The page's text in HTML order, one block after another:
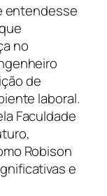
entendesse
no
de
laboral.
Faculdade
Robison
e